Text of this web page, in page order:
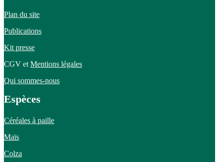
Plan du site
Publications
Kit presse
CGV etMentions légales
Qui sommes-nous
Espèces
Céréales à paille
Maïs
Colza